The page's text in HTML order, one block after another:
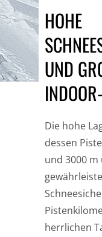
HOHE
UND
Die hohe
dessen
und 3000 m
herrlichen